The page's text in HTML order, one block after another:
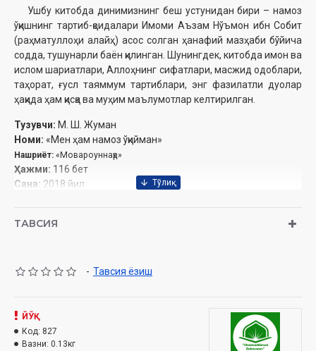
Ушбу китобда динимизнинг беш устунидан бири – намоз
ўқишнинг тартиб-қоидалари Имоми Аъзам Нўъмон ибн Собит
(раҳматуллоҳи алайҳ) асос солган ҳанафий мазҳаби бўйича
содда, тушунарли баён қилинган. Шунингдек, китобда имон ва
ислом шариатлари, Аллоҳнинг сифатлари, масжид одоблари,
таҳорат, ғусл таяммум тартиблари, энг фазилатли дуолар
ҳақида ҳам қисқа ва муҳим маълумотлар келтирилган.
Тузувчи: М. Ш. Жуман
Номи: «Мен ҳам намоз ўқийман»
Нашриёт: «Мовароуннаҳр»
Ҳажми: 116 бет‎
Сана: 2018 йил
Муқоваси:
ТАВСИЯ
- Тавсия ёзиш
ЙЎҚ
Код: 827
Вазни: 0.13кг